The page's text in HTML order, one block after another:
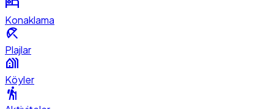
hotel
Konaklama
beach_access
Plajlar
holiday_village
Köyler
hiking